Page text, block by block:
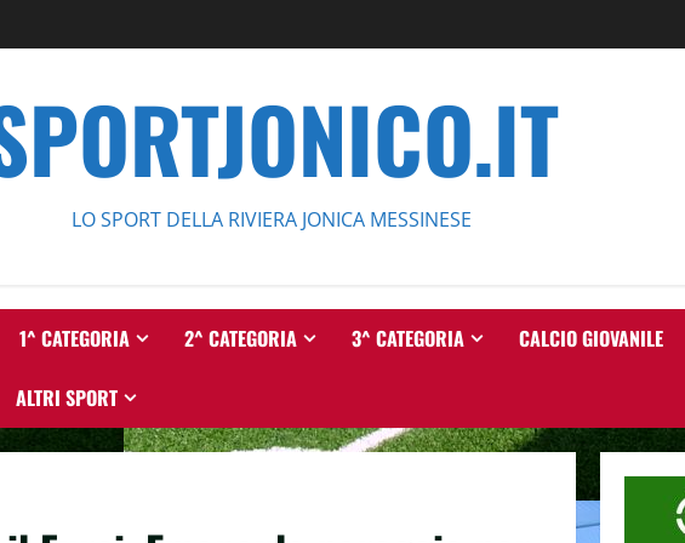
LO SPORT DELLA RIVIERA JONICA MESSINESE
1^ CATEGORIA 2^ CATEGORIA 3^ CATEGORIA CALCIO GIOVANILE
ALTRI SPORT